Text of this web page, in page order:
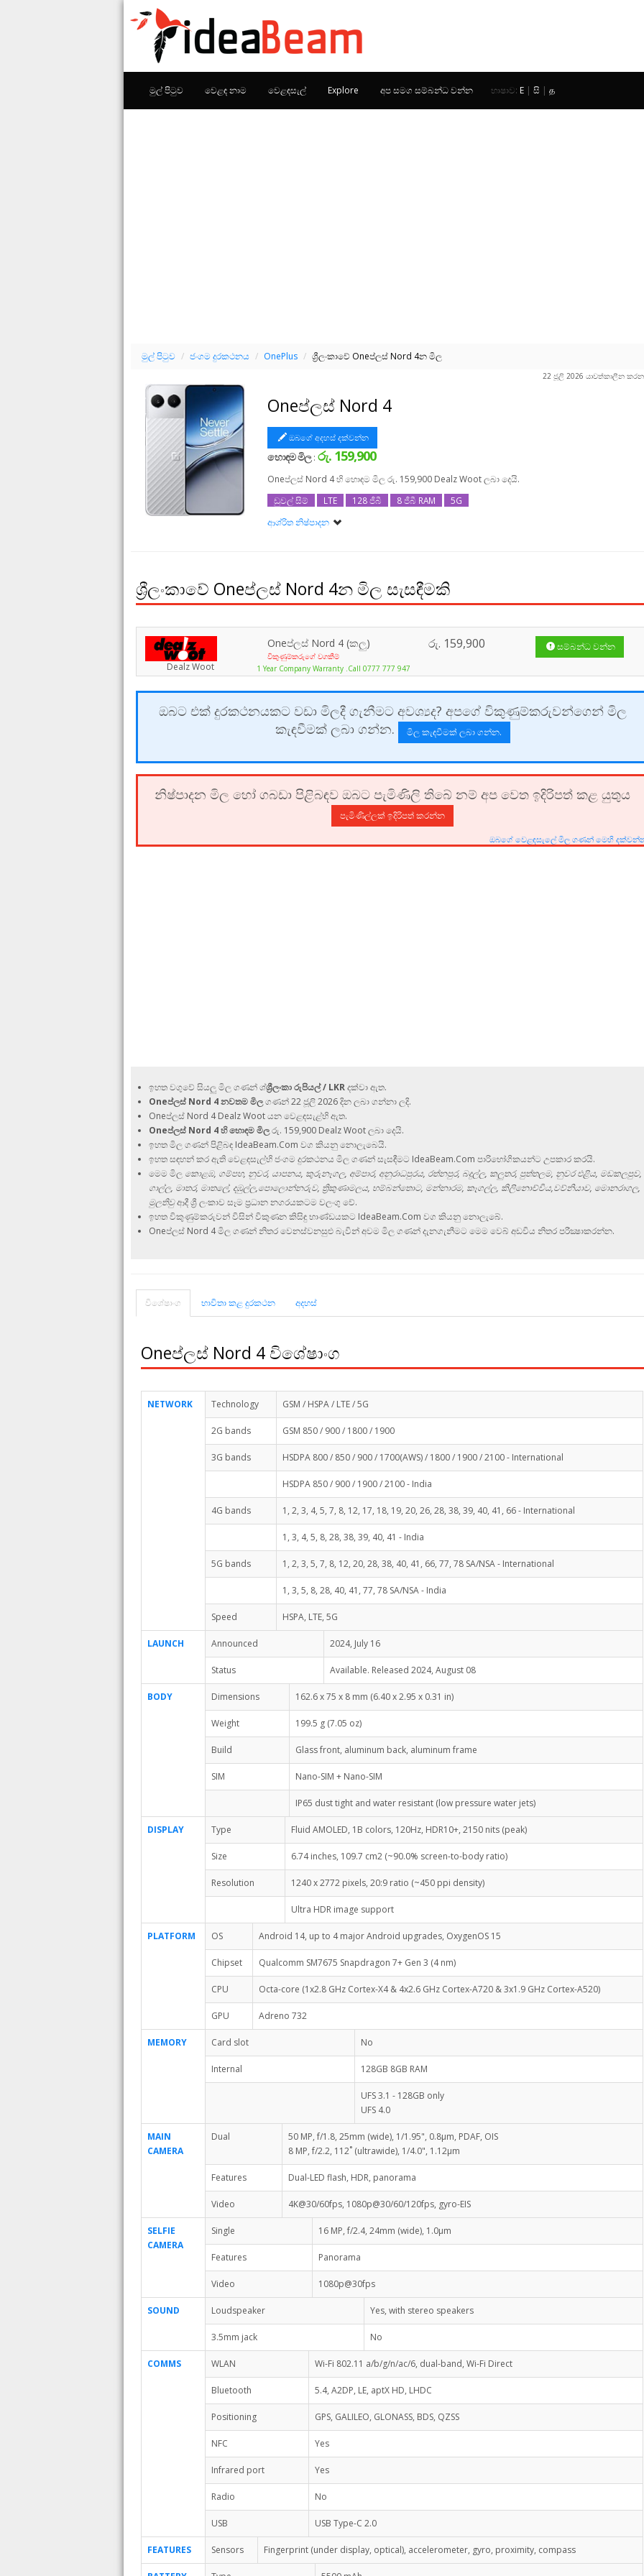
මුල් පිටුව වෙළඳ නාම වෙළඳසැල් Explore අප සමග සම්බන්ධ වන්න භාෂාව: E | සි | த
මුල් පිටුව / ජංගම දුරකථනය / OnePlus / ශ්‍රීලංකාවේ Oneප්ලස් Nord 4න මිල
22 ජූලි 2026 යාවත්කාලීන
Oneප්ලස් Nord 4
ඔබගේ අදහස් දක්වන්න
හොඳම මිල:රු. 159,900
Oneප්ලස් Nord 4 හි හොඳම මිල රු. 159,900 Dealz Woot ලබා දෙයි.
ඩුවල් සිම් LTE 128 ජීබී 8 ජීබී RAM 5G
ආශ්රිත නිෂ්පාදන
ශ්‍රීලංකාවේ Oneප්ලස් Nord 4න මිල සැසඳීමකි
Dealz Woot
Oneප්ලස් Nord 4 (කලු)
විකුණුම්කරුගේ වගකීම්
1 Year Company Warranty .Call 0777 777 947
රු. 159,900 සම්බන්ධ වන්න
ඔබට එක් දුරකථනයකට වඩා මිලදී ගැනීමට අවශ්‍යද? අපගේ විකුණුම්කරුවන්ගෙන් මිල
කැඳවීමක් ලබා ගන්න.
මිල කැඳවීමක් ලබා ගන්න.
නිෂ්පාදන මිල හෝ ගබඩා පිළිබඳව ඔබට පැමිණිලි තිබේ නම් අප වෙත ඉදිරිපත් කළ යුතුය
පැමිණිල්ලක් ඉදිරිපත් කරන්න
ඔබගේ වෙළඳසැලේ මිල ගණන් මෙහි
ඉහත වගුවේ සියලු මිල ගණන් ශ්ශ්‍රීලංකා රුපියල් / LKRදක්වා ඇත.
Oneප්ලස් Nord 4 නවතම මිලගණන් 22 ජූලි 2026 දින ලබා ගන්නා ලදි.
Oneප්ලස් Nord 4 Dealz Woot යන වෙළඳසැළ්හි ඇත.
Oneප්ලස් Nord 4 හි හොඳම මිලරු. 159,900 Dealz Woot ලබා දෙයි.
ඉහත මිල ගණන් පිළිබඳ IdeaBeam.Com වග කියනු නොලැබෙයි.
ඉහත සඳහන් කර ඇති වෙළඳසැල්හි ජංගම දුරකථනය මිල ගණන් සැසඳීමට IdeaBeam.Com පාරිභෝගිකයන්ට උපකාර කරයි.
මෙම මිල කොළඹ, ගම්පහ, නුවර, යාපනය, කුරුනෑගල, අම්පාර, අනුරාධපුරය, රත්නපුර, බදුල්ල, කලුතර, පුත්තලම, නුවර එළිය, මඩකලපුව,
ගාල්ල, මාතර, මාතලේ, දඹුල්ල,පොලොන්නරුව, ත්‍රිකුණාමලය, හම්බන්තොට, මන්නාරම, කෑගල්ල, කිලිනොච්චිය,වව්නියාව, මොනරාගල,
මුලතිවුආදී ශ්‍රී ලංකාව සෑම ප්‍රධාන නගරයකටම වලංගු වේ.
ඉහත විකුණුම්කරුවන් විසින් විකුණන කිසිඳු භාණ්ඩයකට IdeaBeam.Com වග කියනු නොලැබේ.
Oneප්ලස් Nord 4 මිල ගණන් නිතර වෙනස්වනසුළු බැවින් අවම මිල ගණන් දැනගැනීමට මෙම වෙබ් අඩවිය නිතර පරීක්‍ෂාකරන්න.
විශේෂාංග භාවිතා කළ දුරකථන අදහස්
Oneප්ලස් Nord 4 විශේෂාංග
NETWORK Technology GSM / HSPA / LTE / 5G
2G bands GSM 850 / 900 / 1800 / 1900
3G bands HSDPA 800 / 850 / 900 / 1700(AWS) / 1800 / 1900 / 2100 - International
HSDPA 850 / 900 / 1900 / 2100 - India
4G bands 1, 2, 3, 4, 5, 7, 8, 12, 17, 18, 19, 20, 26, 28, 38, 39, 40, 41, 66 - International
1, 3, 4, 5, 8, 28, 38, 39, 40, 41 - India
5G bands 1, 2, 3, 5, 7, 8, 12, 20, 28, 38, 40, 41, 66, 77, 78 SA/NSA - International
1, 3, 5, 8, 28, 40, 41, 77, 78 SA/NSA - India
Speed HSPA, LTE, 5G
LAUNCH Announced 2024, July 16
Status Available. Released 2024, August 08
BODY Dimensions 162.6 x 75 x 8 mm (6.40 x 2.95 x 0.31 in)
Weight 199.5 g (7.05 oz)
Build Glass front, aluminum back, aluminum frame
SIM Nano-SIM + Nano-SIM
IP65 dust tight and water resistant (low pressure water jets)
DISPLAY Type Fluid AMOLED, 1B colors, 120Hz, HDR10+, 2150 nits (peak)
Size 6.74 inches, 109.7 cm2 (~90.0% screen-to-body ratio)
Resolution 1240 x 2772 pixels, 20:9 ratio (~450 ppi density)
Ultra HDR image support
PLATFORM OS Android 14, up to 4 major Android upgrades, OxygenOS 15
Chipset Qualcomm SM7675 Snapdragon 7+ Gen 3 (4 nm)
CPU Octa-core (1x2.8 GHz Cortex-X4 & 4x2.6 GHz Cortex-A720 & 3x1.9 GHz Cortex-A520)
GPU Adreno 732
MEMORY Card slot No
Internal 128GB 8GB RAM
UFS 3.1 - 128GB only
UFS 4.0
MAIN
CAMERA
Dual
50 MP, f/1.8, 25mm (wide), 1/1.95", 0.8µm, PDAF, OIS
8 MP, f/2.2, 112˚ (ultrawide), 1/4.0", 1.12µm
Features Dual-LED flash, HDR, panorama
Video 4K@30/60fps, 1080p@30/60/120fps, gyro-EIS
SELFIE
CAMERA
Single 16 MP, f/2.4, 24mm (wide), 1.0µm
Features Panorama
Video 1080p@30fps
SOUND Loudspeaker Yes, with stereo speakers
3.5mm jack No
COMMS WLAN Wi-Fi 802.11 a/b/g/n/ac/6, dual-band, Wi-Fi Direct
Bluetooth 5.4, A2DP, LE, aptX HD, LHDC
Positioning GPS, GALILEO, GLONASS, BDS, QZSS
NFC Yes
Infrared port Yes
Radio No
USB USB Type-C 2.0
FEATURES Sensors Fingerprint (under display, optical), accelerometer, gyro, proximity, compass